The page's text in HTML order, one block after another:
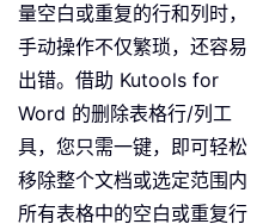
量空白或重复的行和列时，
手动操作不仅繁琐，还容易
出错。借助 Kutools for
Word 的删除表格行/列工
具，您只需一键，即可轻松
移除整个文档或选定范围内
所有表格中的空白或重复行